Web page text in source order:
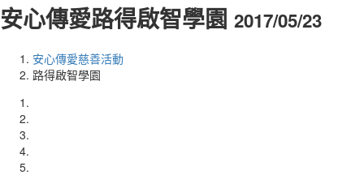
安心傳愛路得啟智學園 2017/05/23
安心傳愛慈善活動
路得啟智學園